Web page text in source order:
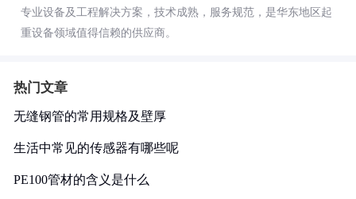
专业设备及工程解决方案，技术成熟，服务规范，是华东地区起
重设备领域值得信赖的供应商。
热门文章
无缝钢管的常用规格及壁厚
生活中常见的传感器有哪些呢
PE100管材的含义是什么